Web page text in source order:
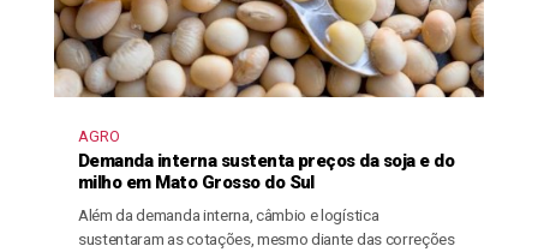
AGRO
Demanda interna sustenta preços da soja e do
milho em Mato Grosso do Sul
Além da demanda interna, câmbio e logística
sustentaram as cotações, mesmo diante das correções